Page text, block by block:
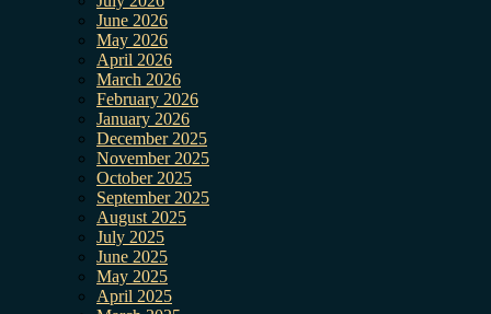
June 2026
May 2026
April 2026
March 2026
February 2026
January 2026
December 2025
November 2025
October 2025
September 2025
August 2025
July 2025
June 2025
May 2025
April 2025